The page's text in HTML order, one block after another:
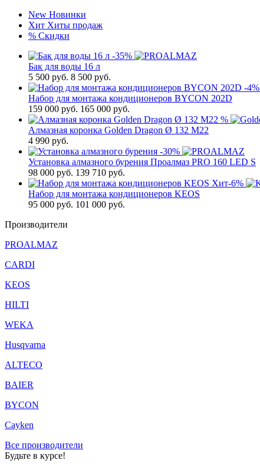
New Новинки
Хит Хиты продаж
% Скидки
-35%
Бак для воды 16 л
5 500 руб. 8 500 руб.
-4%
Набор для монтажа кондиционеров BYCON 202D
159 000 руб. 165 000 руб.
%
Алмазная коронка Golden Dragon Ø 132 М22
4 990 руб.
-30%
Установка алмазного бурения Проалмаз PRO 160 LED S
98 000 руб. 139 710 руб.
Хит-6%
Набор для монтажа кондиционеров KEOS
95 000 руб. 101 000 руб.
Производители
PROALMAZ
CARDI
KEOS
HILTI
WEKA
Husqvarna
ALTECO
BAIER
BYCON
Cayken
Все производители
Будьте в курсе!